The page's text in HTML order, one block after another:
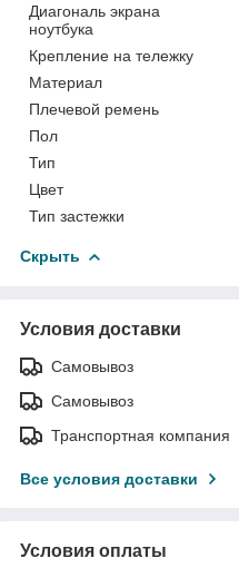
Диагональ экрана
ноутбука
Крепление на тележку
Материал
Плечевой ремень
Пол
Тип
Цвет
Тип застежки
Скрыть
Условия доставки
Самовывоз
Самовывоз
Транспортная компания
Все условия доставки
Условия оплаты